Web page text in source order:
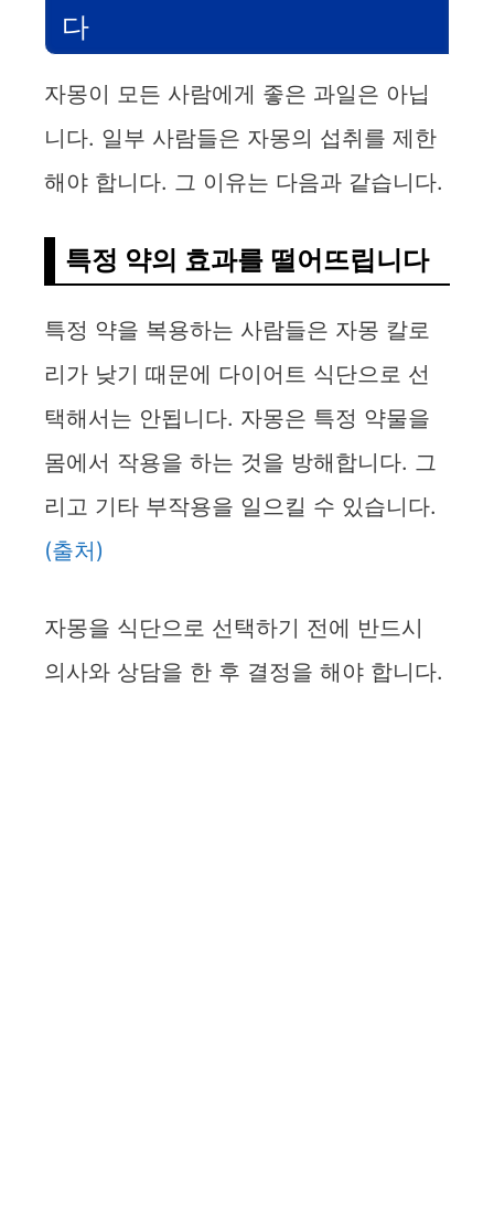
다
자몽이 모든 사람에게 좋은 과일은 아닙
니다. 일부 사람들은 자몽의 섭취를 제한
해야 합니다. 그 이유는 다음과 같습니다.
특정 약의 효과를 떨어뜨립니다
특정 약을 복용하는 사람들은 자몽 칼로
리가 낮기 때문에 다이어트 식단으로 선
택해서는 안됩니다. 자몽은 특정 약물을
몸에서 작용을 하는 것을 방해합니다. 그
리고 기타 부작용을 일으킬 수 있습니다.
(출처)
자몽을 식단으로 선택하기 전에 반드시
의사와 상담을 한 후 결정을 해야 합니다.